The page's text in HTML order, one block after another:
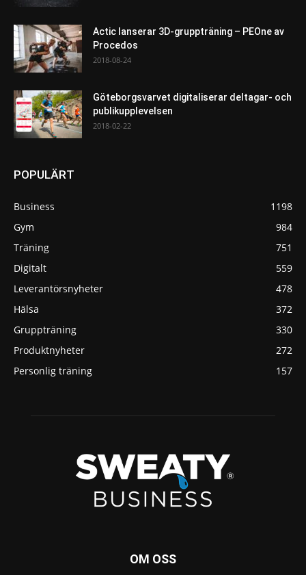
Actic lanserar 3D-gruppträning – PEOne av
Procedos
2018-08-24
Göteborgsvarvet digitaliserar deltagar- och
publikupplevelsen
2018-02-22
POPULÄRT
Business
1198
Gym
984
Träning
751
Digitalt
559
Leverantörsnyheter
478
Hälsa
372
Gruppträning
330
Produktnyheter
272
Personlig träning
157
OM OSS